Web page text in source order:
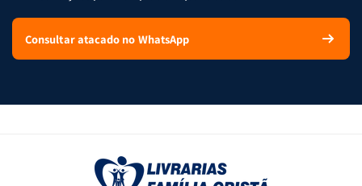
Consultar atacado no WhatsApp